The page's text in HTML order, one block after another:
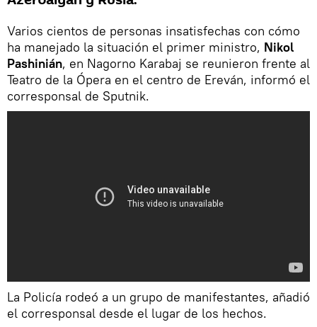
Varios cientos de personas insatisfechas con cómo
ha manejado la situación el primer ministro, Nikol
Pashinián, en Nagorno Karabaj se reunieron frente al
Teatro de la Ópera en el centro de Ereván, informó el
corresponsal de Sputnik.
La Policía rodeó a un grupo de manifestantes, añadió
el corresponsal desde el lugar de los hechos.